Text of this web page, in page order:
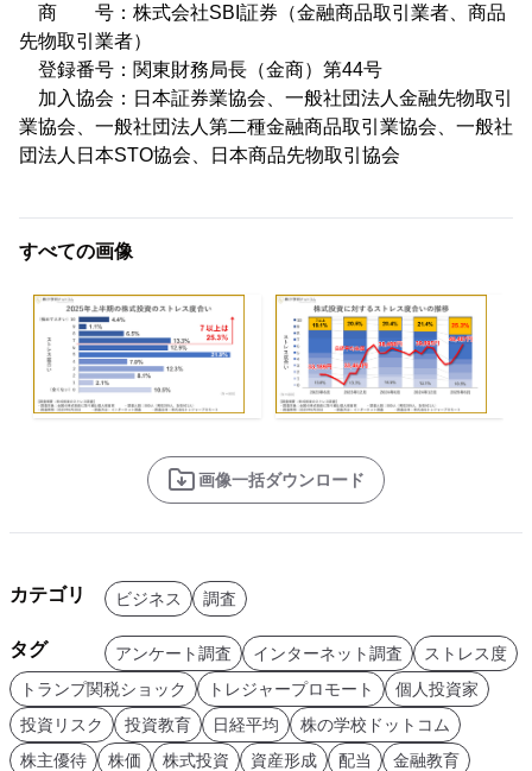
商 号：株式会社SBI証券（金融商品取引業者、商品
先物取引業者）
登録番号：関東財務局長（金商）第44号
加入協会：日本証券業協会、一般社団法人金融先物取引
業協会、一般社団法人第二種金融商品取引業協会、一般社
団法人日本STO協会、日本商品先物取引協会
すべての画像
画像一括ダウンロード
カテゴリ ビジネス 調査
タグ アンケート調査 インターネット調査
ストレス度
トランプ関税ショック
トレジャープロモート
個人投資家
投資リスク
投資教育 日経平均
株の学校ドットコム
株主優待
株価 株式投資 資産形成 配当
金融教育